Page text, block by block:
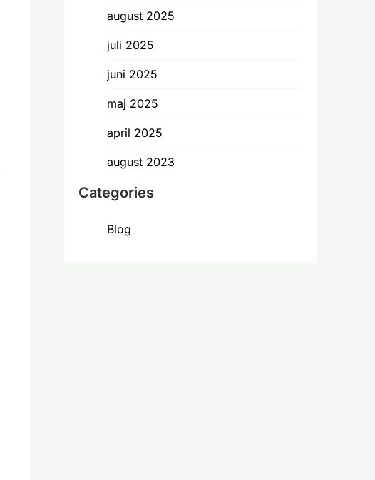
august 2025
juli 2025
juni 2025
maj 2025
april 2025
august 2023
Categories
Blog